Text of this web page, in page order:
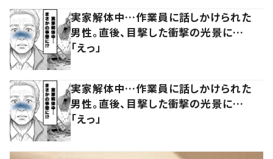
実家解体中…作業員に話しかけられた
男性。直後、目撃した衝撃の光景に…
「えっ」
実家解体中…作業員に話しかけられた
男性。直後、目撃した衝撃の光景に…
「えっ」